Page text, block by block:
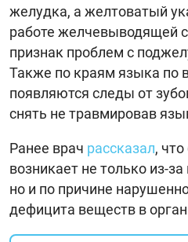
желудка, а желтоватый
работе желчевыводящей
признак проблем с
Также по краям языка по
появляются следы от
снять не травмировав
Ранее врач рассказал,
возникает не только из-
но и по причине
дефицита веществ в